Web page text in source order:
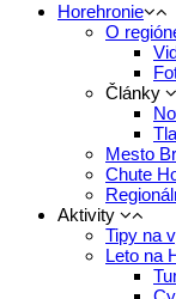
Horehronie
O
Články
Mesto
Chute
Aktivity
Tipy na
Leto na